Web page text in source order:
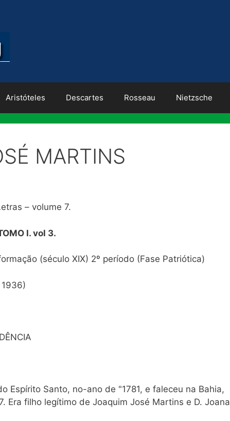
Aristóteles Descartes Rosseau Nietzsche
MARTINS
– volume 7.
I. vol 3.
(século XIX) 2º período (Fase Patriótica)
Espírito Santo, no-ano de "1781, e faleceu na Bahia,
Era filho legítimo de Joaquim José Martins e D. Joana